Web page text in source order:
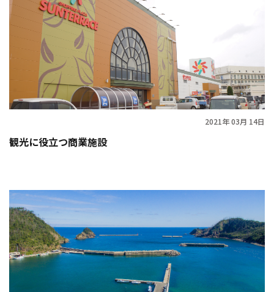
2021年 03月 14日
観光に役立つ商業施設